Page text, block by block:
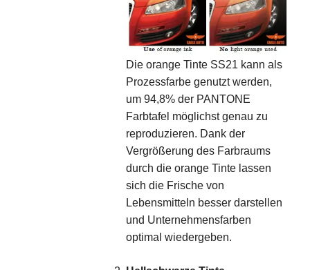
Die orange Tinte SS21 kann als
Prozessfarbe genutzt werden,
um 94,8% der PANTONE
Farbtafel möglichst genau zu
reproduzieren. Dank der
Vergrößerung des Farbraums
durch die orange Tinte lassen
sich die Frische von
Lebensmitteln besser darstellen
und Unternehmensfarben
optimal wiedergeben.